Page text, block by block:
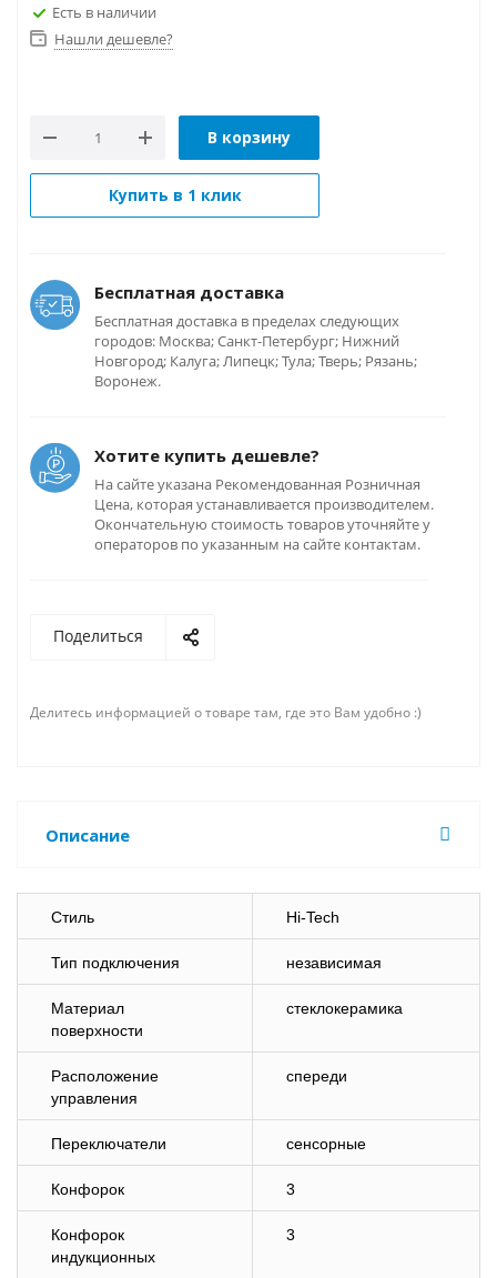
Есть в наличии
Нашли дешевле?
В корзину
Купить в 1 клик
Бесплатная доставка
Бесплатная доставка в пределах следующих
городов: Москва; Санкт-Петербург; Нижний
Новгород; Калуга; Липецк; Тула; Тверь; Рязань;
Воронеж.
Хотите купить дешевле?
На сайте указана Рекомендованная Розничная
Цена, которая устанавливается производителем.
Окончательную стоимость товаров уточняйте у
операторов по указанным на сайте контактам.
Поделиться
Делитесь информацией о товаре там, где это Вам удобно :)
Описание
Стиль Hi-Tech
Тип подключения независимая
Материал
поверхности
стеклокерамика
Расположение
управления
спереди
Переключатели сенсорные
Конфорок 3
Конфорок
индукционных
3